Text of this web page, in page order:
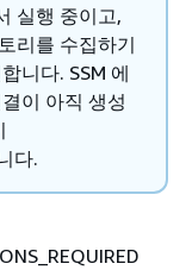
실행 중이고,
리를 수집하기
니다. SSM 에
이 아직 생성
다.